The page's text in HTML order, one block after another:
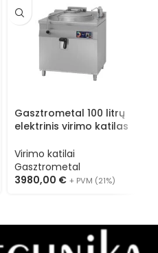
Gasztrometal 100 litrų
elektrinis virimo katilas
Virimo katilai
Gasztrometal
3980,00 € + PVM (21%)